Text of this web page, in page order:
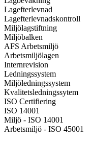
Lagefterlevnad
Lagefterlevnadskontroll
Miljölagstiftning
Miljöbalken
AFS Arbetsmiljö
Arbetsmiljölagen
Internrevision
Ledningssystem
Miljöledningssystem
Kvalitetsledningssytem
ISO Certifiering
ISO 14001
Miljö - ISO 14001
Arbetsmiljö - ISO 45001